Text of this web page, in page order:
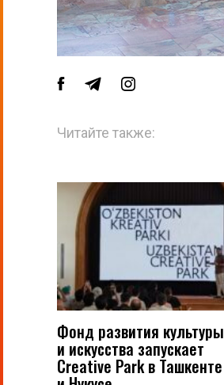
Читайте также:
Фонд развития культуры
и искусства запускает
Creative Park в Ташкенте